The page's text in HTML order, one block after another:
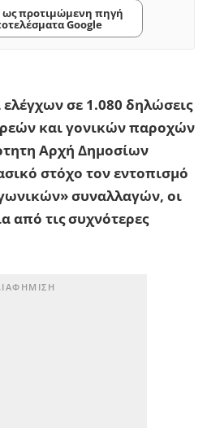
προτιμώμενη πηγή
Google
σε 1.080 δηλώσεις
και γονικών παροχών
Αρχή Δημοσίων
στόχο τον εντοπισμό
συναλλαγών, οι
από τις συχνότερες